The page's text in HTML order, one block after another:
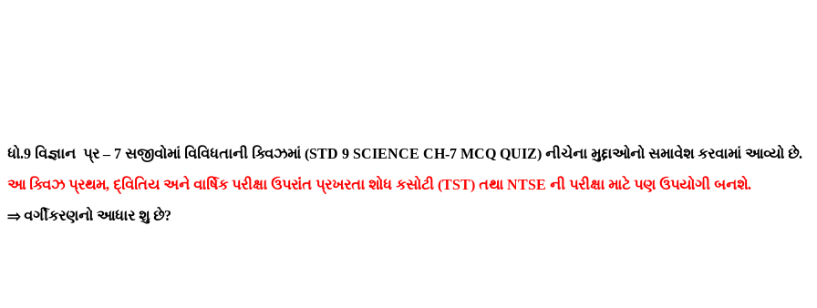
ધો.9 વિજ્ઞાન પ્ર – 7 સજીવોમાં વિવિધતાની ક્વિઝમાં (STD 9 SCIENCE CH-7 MCQ QUIZ) નીચેના મુદ્દાઓનો સમાવેશ કરવામાં આવ્યો છે.
આ ક્વિઝ પ્રથમ, દ્વિતિય અને વાર્ષિક પરીક્ષા ઉપરાંંત પ્રખરતા શોધ કસોટી (TST) તથા NTSE ની પરીક્ષા માટે પણ ઉપયોગી બનશે.
⇒ વર્ગીકરણનો આધાર શુ છે?